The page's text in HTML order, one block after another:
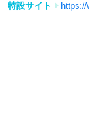
特設サイト